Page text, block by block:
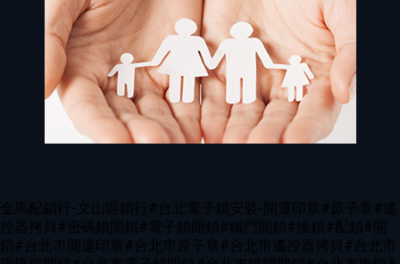
金馬配鎖行-文山區鎖行#台北電子鎖安裝-開運印章#原子章#遙
控器拷貝#密碼鎖開鎖#電子鎖開鎖#鐵門開鎖#換鎖#配鎖#開
鎖#台北市開運印章#台北市原子章#台北市遙控器拷貝#台北市